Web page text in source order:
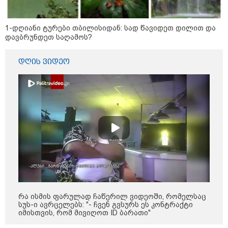
სამსახურის თანამშრომლებმა
ნაგვის მანქანაში იპოვეს
კატეგორიის ყველა სიახლე
აზერბაიჯანის საგარეო საქმეთა
მინისტრმა და ვოლოდიმირ
ზელენსკიმ კიევში შეხვედრაზე
განიხილეს თავდაცვითი
თანამშრომლობა, მათ შორის
დრონების, ენერგეტიკის,
ნავთობისა და გაზის სფეროში
სასამართლომ „სფერო
ჰოლდინგის" დამფუძნებელს, გივი
წულეისკირს და კომპანიის
თანამშრომელს 12 და 8 წლით
თავისუფლების აღკვეთა
განუსაზღვრა -
მსჯავრდადებულებს
1-დღიანი ტურები თბილისიდან: სად წავიდეთ დილით და
დავბრუნდეთ საღამოს?
დღის ვიდეო
რა ისმის ფარულად ჩაწერილ ვიდეოში, რომელსაც
სუს-ი ავრცელებს: "- ჩვენ გვსურს ეს კონტრაქტი
იმისთვის, რომ მივიღოთ ID ბარათი"